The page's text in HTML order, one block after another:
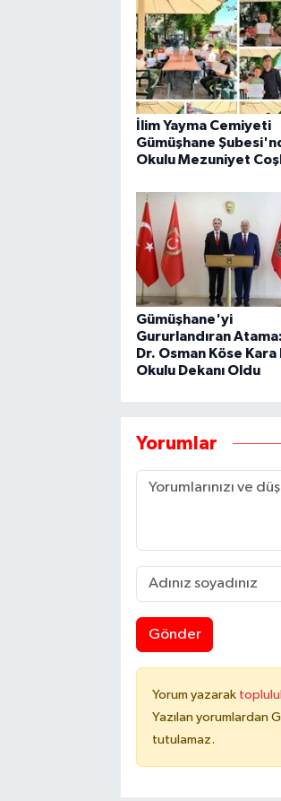
İlim Yayma Cemiyeti
Gümüşhane
Okulu Mezuniyet
Gümüşhane'yi
Gururlandıran
Dr. Osman Köse Kara
Okulu Dekanı Oldu
Yorumlar
Gönder
Yorum yazarak
Yazılan yorumlardan
tutulamaz.